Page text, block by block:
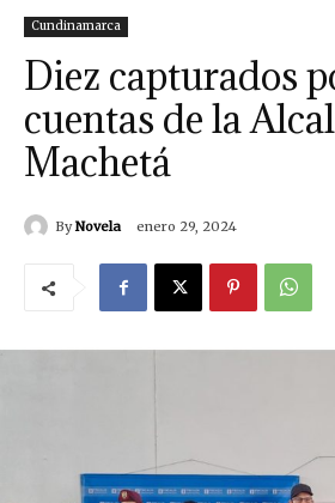
Cundinamarca
Diez capturados
cuentas de la
Machetá
By Novela enero 29, 2024